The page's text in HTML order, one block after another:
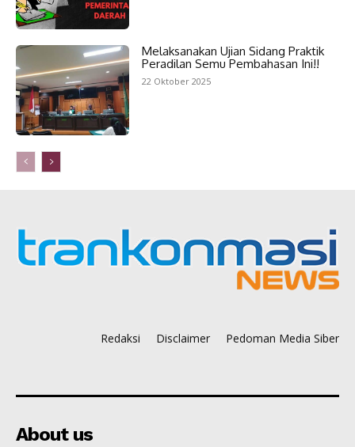
Melaksanakan Ujian Sidang Praktik
Peradilan Semu Pembahasan Ini!!
22 Oktober 2025
Redaksi Disclaimer Pedoman Media Siber
About us